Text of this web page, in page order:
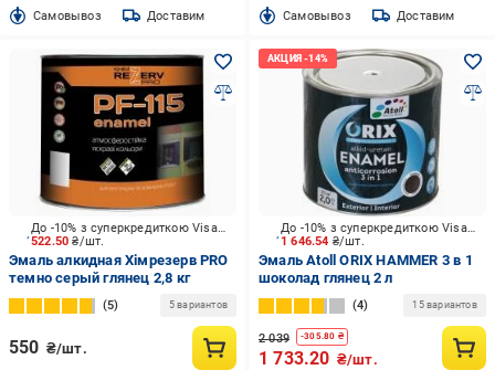
Cамовывоз Доставим Cамовывоз Доставим
522.50₴/шт.
До -10% з суперкредиткою Visa Вигода
Эмаль алкидная Хімрезерв PRO
темно серый глянец 2,8 кг
5 5 вариантов
550 ₴/шт.
1 646.54 ₴/шт.
До -10% з суперкредиткою Visa Вигода
Эмаль Atoll ORIX HAMMER 3 в 1
шоколад глянец 2 л
4 15 вариантов
2 039 -305.80 ₴
1 733.20 ₴/шт.